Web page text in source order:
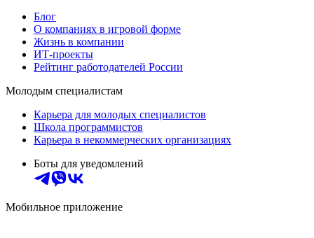
Блог
О компаниях в игровой форме
Жизнь в компании
ИТ-проекты
Рейтинг работодателей России
Молодым специалистам
Карьера для молодых специалистов
Школа программистов
Карьера в некоммерческих организациях
Боты для уведомлений
Мобильное приложение